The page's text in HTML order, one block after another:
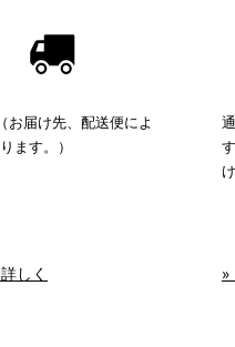
お届け先、配送便によ
ます。）
しく »